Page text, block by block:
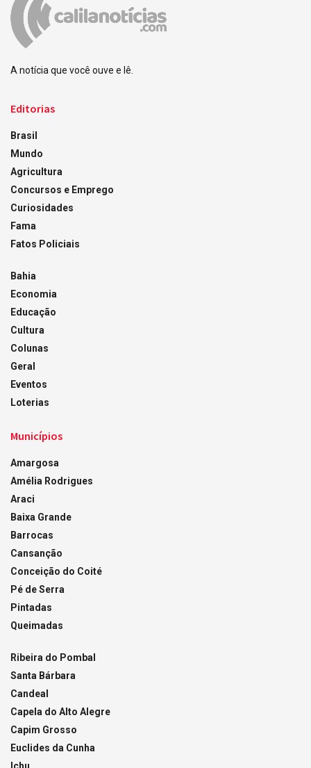
A notícia que você ouve e lê.
Editorias
Brasil
Mundo
Agricultura
Concursos e Emprego
Curiosidades
Fama
Fatos Policiais
Bahia
Economia
Educação
Cultura
Colunas
Geral
Eventos
Loterias
Municípios
Amargosa
Amélia Rodrigues
Araci
Baixa Grande
Barrocas
Cansanção
Conceição do Coité
Pé de Serra
Pintadas
Queimadas
Ribeira do Pombal
Santa Bárbara
Candeal
Capela do Alto Alegre
Capim Grosso
Euclides da Cunha
Ichu